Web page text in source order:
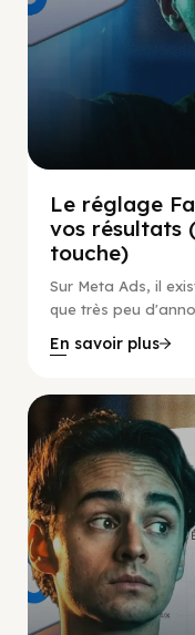
Le réglage
vos résultats
touche)
Sur Meta Ads, il
que très peu
En savoir plus